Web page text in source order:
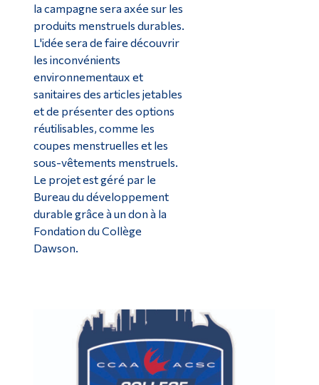
la campagne sera axée sur les
produits menstruels durables.
L'idée sera de faire découvrir
les inconvénients
environnementaux et
sanitaires des articles jetables
et de présenter des options
réutilisables, comme les
coupes menstruelles et les
sous-vêtements menstruels.
Le projet est géré par le
Bureau du développement
durable grâce à un don à la
Fondation du Collège
Dawson.